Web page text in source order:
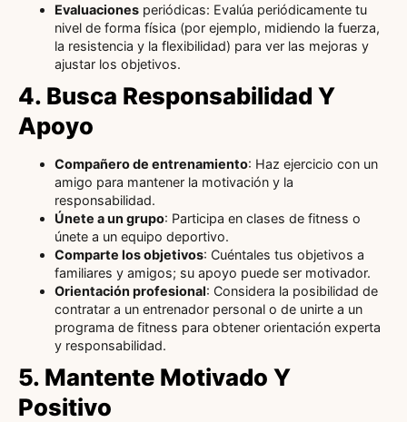
Evaluaciones periódicas: Evalúa periódicamente tu
nivel de forma física (por ejemplo, midiendo la fuerza,
la resistencia y la flexibilidad) para ver las mejoras y
ajustar los objetivos.
4. Busca Responsabilidad Y
Apoyo
Compañero de entrenamiento: Haz ejercicio con un
amigo para mantener la motivación y la
responsabilidad.
Únete a un grupo: Participa en clases de fitness o
únete a un equipo deportivo.
Comparte los objetivos: Cuéntales tus objetivos a
familiares y amigos; su apoyo puede ser motivador.
Orientación profesional: Considera la posibilidad de
contratar a un entrenador personal o de unirte a un
programa de fitness para obtener orientación experta
y responsabilidad.
5. Mantente Motivado Y
Positivo